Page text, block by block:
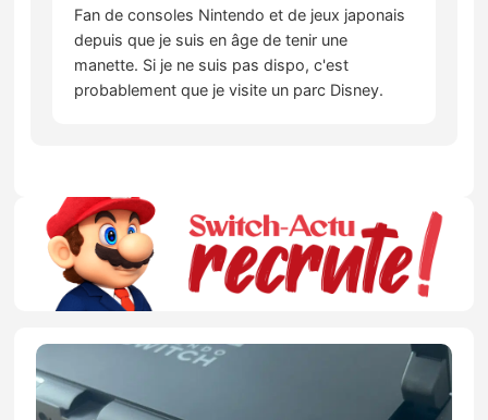
Fan de consoles Nintendo et de jeux japonais
depuis que je suis en âge de tenir une
manette. Si je ne suis pas dispo, c'est
probablement que je visite un parc Disney.